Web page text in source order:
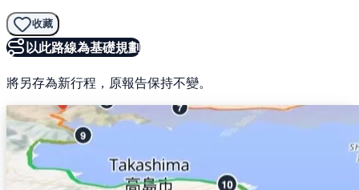
收藏
以此路線為基礎規劃
將另存為新行程，原報告保持不變。